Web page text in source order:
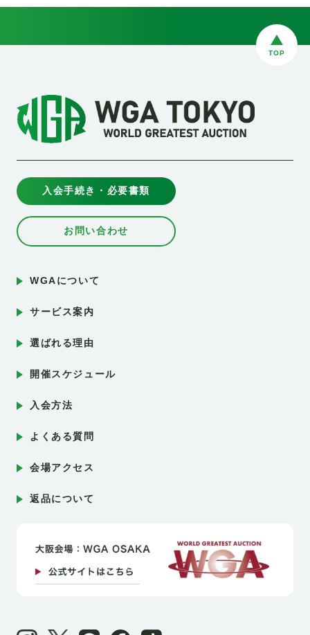
TOP
入会手続き・必要書類
お問い合わせ
WGAについて
サービス案内
選ばれる理由
開催スケジュール
入会方法
よくある質問
会場アクセス
返品について